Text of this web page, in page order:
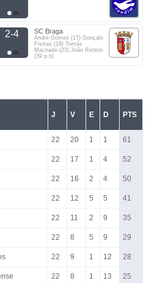
2-4 SC Braga
André Gomes (17) Gonçalo
Freitas (18) Tomás
Machado (23) João Rentim
(39 p.b)
J V E D PTS
22 20 1 1 61
22 17 1 4 52
22 16 2 4 50
22 12 5 5 41
22 11 2 9 35
22 8 5 9 29
22 9 1 12 28
22 8 1 13 25